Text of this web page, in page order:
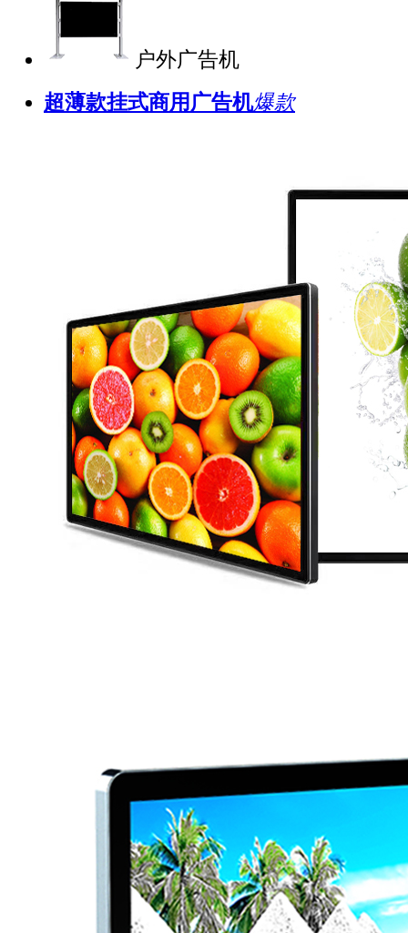
户外广告机
超薄款挂式商用广告机爆款